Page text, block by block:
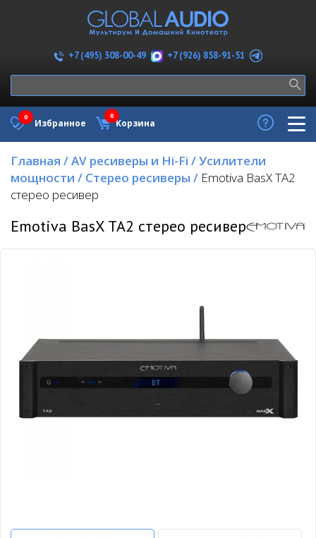
+7 (495) 308-00-49 +7 (926) 858-91-51
Избранное
0
Корзина
0
Главная /AV ресиверы и Hi-Fi /Усилители
мощности / Стерео ресиверы / Emotiva BasX TA2
стерео ресивер
Emotiva BasX TA2 стерео ресивер